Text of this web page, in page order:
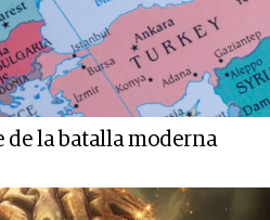
de la batalla moderna